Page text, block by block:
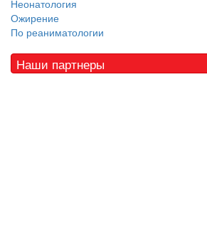
Неонатология
Ожирение
По реаниматологии
Наши партнеры